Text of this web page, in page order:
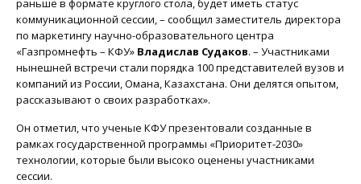
коммуникационной сессии, – сообщил заместитель директора
по маркетингу научно-образовательного центра
«Газпромнефть – КФУ» Владислав Судаков. – Участниками
нынешней встречи стали порядка 100 представителей вузов и
компаний из России, Омана, Казахстана. Они делятся опытом,
рассказывают о своих разработках».
Он отметил, что ученые КФУ презентовали созданные в
рамках государственной программы «Приоритет-2030»
технологии, которые были высоко оценены участниками
сессии.